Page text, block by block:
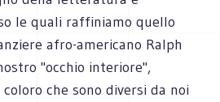
le quali raffiniamo quello
afro-americano Ralph
"occhio interiore",
che sono diversi da noi